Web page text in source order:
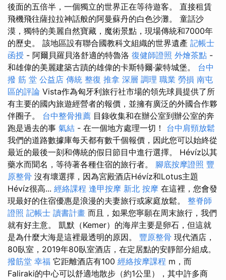
後面的五倍半，一個獨立的世界正在等待遊客。 直接租賃
飛機飛往薩拉拉神話般的阿曼蘇丹的白色沙灘。 童話沙
漠，獨特的美麗自然寶藏，魔術景點，現場傳統和7000年
的歷史。 該地區設有聯合國教科文組織的世界遺產 記帳士
函授 - 阿爾貝羅貝洛舒適的特魯洛 復健師證照 外燴茶點 -
和雄偉的美麗建築古蹟的雄偉的卡斯特爾·蒙特城堡。 台中
撥 筋 堂 公益店 傳統 整復 推拿 深層 調理 職業 勞損 南屯
區的評論 Vista作為匈牙利旅行社市場的領先球員提供了所
有主要的國內旅遊經營者的報價，並擁有廣泛的外國合作夥
伴圈子。 台中整骨推薦 目錄收集和在辦公室到辦公室的奔
跑是過去的事 氣結 - 在一個地方處理一切！ 台中肩頸放鬆
我們的道路數據庫每天都有數千個報價，因此您可以始終從
最近的最後一刻和傳統的假日節目中進行選擇。 Hévíz以其
藥水而聞名，等待著各種住宿的旅行者。 腳底按摩證照 豐
原整骨 沒有壞選擇，因為宮殿酒店Hévíz和Lotus主題
Hévíz很高... 經絡課程 逢甲按摩 新北 按摩 在這裡，您會發
現最好的住宿優惠是浪漫的夫妻旅行或家庭放鬆。 整脊師
證照 記帳士 讀書計畫 而且，如果您寧願在周末旅行，我們
就有好主意。 凱默（Kemer）的海岸主要是卵石，但這就
是為什麼大海是這裡最透明的原因。 豐原整骨 現代酒店，
80臥室，2019年80臥室酒店，在定居點的安靜部分組成。
撥筋堂 幸福 它距離酒店有100 經絡按摩課程 m，而
Faliraki的中心可以舒適地散步（約1公里），其中許多商